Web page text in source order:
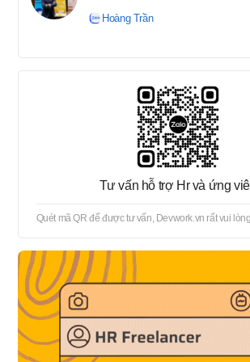
tuyển → Offer → Thủ tục
Hoàng Trần
Tư vấn hỗ trợ Hr và ứng
Quét mã QR để được tư vấn, Devwork.vn rất vui